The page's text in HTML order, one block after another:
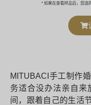
* 如果在查看样品后，您选
MITUBACI手工制作
务适合没办法亲自来
间，跟着自己的生活